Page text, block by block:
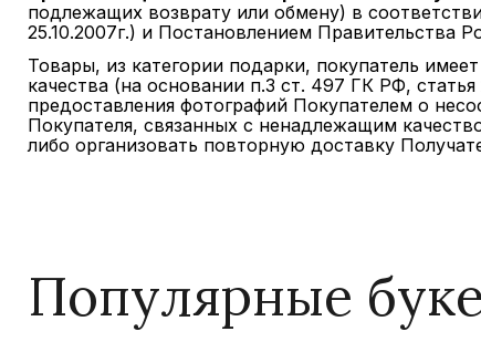
подлежащих возврату или обмену) в
25.10.2007г.) и Постановлением Правительства
Товары, из категории подарки, покупатель
качества (на основании п.3 ст. 497 ГК РФ,
предоставления фотографий Покупателем о
Покупателя, связанных с ненадлежащим
либо организовать повторную доставку
Популярные